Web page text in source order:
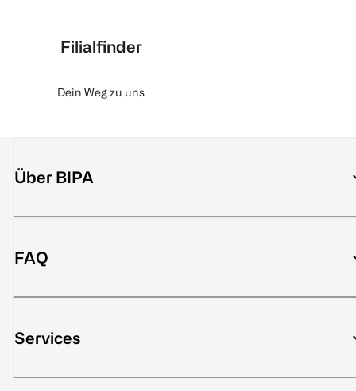
Filialfinder
Dein Weg zu uns
Über BIPA
FAQ
Services